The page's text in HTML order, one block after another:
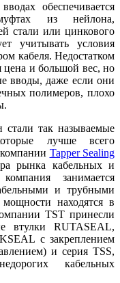
обеспечивается
из нейлона,
стали или цинкового
учитывать условия
кабеля. Недостатком
цена и большой вес, но
вводы, даже если они
полимеров, плохо
так называемые
лучше всего
Tapper Sealing
рынка кабельных и
занимается
и трубными
находятся в
TST принесли
втулки RUTASEAL,
с закреплением
и серия TSS,
кабельных